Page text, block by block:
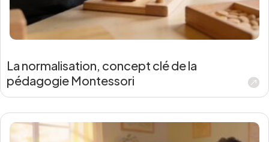
La normalisation, concept clé de la
pédagogie Montessori